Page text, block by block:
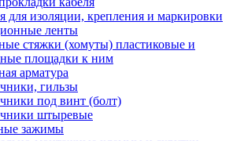
для изоляции, крепления и маркировки
ленты
стяжки (хомуты) пластиковые и
площадки к ним
арматура
гильзы
под винт (болт)
штыревые
зажимы